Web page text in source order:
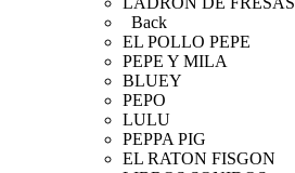
Back
EL POLLO PEPE
PEPE Y MILA
BLUEY
PEPO
LULU
PEPPA PIG
EL RATON FISGON